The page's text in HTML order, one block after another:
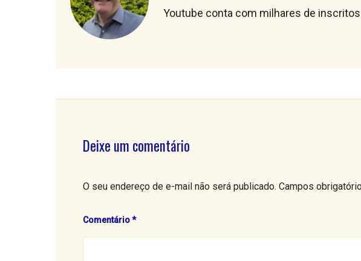
Youtube conta com milhares de
Deixe um comentário
O seu endereço de e-mail não será publicado. Campos
Comentário*